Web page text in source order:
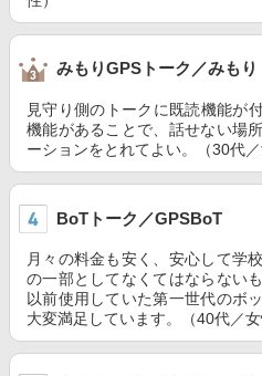
みもりGPSトーク／みもり
見守り側のトークに既読機能が
機能があることで、話せない場
ーションをとれてよい。（30代／
BoTトーク／GPSBoT
月々の料金も安く、安心して学
の一部としてなくてはならない
以前使用していた第一世代のボ
大変満足しています。（40代／女